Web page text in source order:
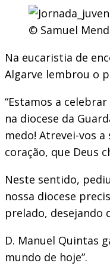
© Samuel
Na eucaristia de
Algarve lembrou o
“Estamos a
na diocese da
medo! Atrevei-vos
coração, que Deus
Neste sentido,
nossa diocese
prelado, desejando
D. Manuel Quintas
mundo de hoje”.